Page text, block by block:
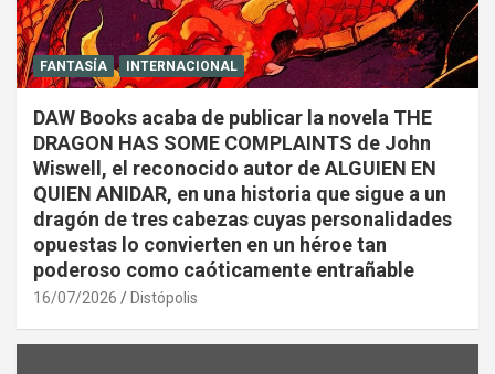
FANTASÍA INTERNACIONAL
DAW Books acaba de publicar la novela THE
DRAGON HAS SOME COMPLAINTS de John
Wiswell, el reconocido autor de ALGUIEN EN
QUIEN ANIDAR, en una historia que sigue a un
dragón de tres cabezas cuyas personalidades
opuestas lo convierten en un héroe tan
poderoso como caóticamente entrañable
16/07/2026 Distópolis